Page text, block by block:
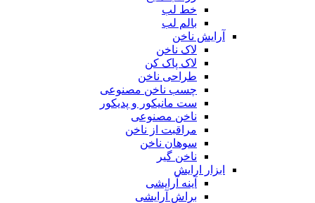
خط لب
بالم لب
آرایش ناخن
لاک ناخن
لاک پاک کن
طراحی ناخن
چسب ناخن مصنوعی
ست مانیکور و پدیکور
ناخن مصنوعی
مراقبت از ناخن
سوهان ناخن
ناخن گیر
ابزار ارایش
آینه آرایشی
براش آرایشی